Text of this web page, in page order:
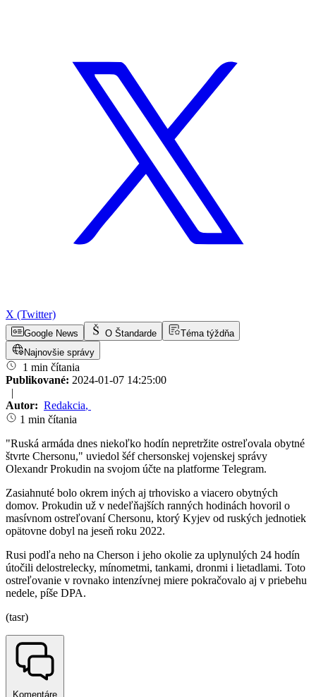
X (Twitter)
Google News O Štandarde
Téma týždňa
Najnovšie správy
1 min čítania
Publikované: 2024-01-07 14:25:00
|
Autor: Redakcia,
1 min čítania
"Ruská armáda dnes niekoľko hodín nepretržite ostreľovala obytné
štvrte Chersonu," uviedol šéf chersonskej vojenskej správy
Olexandr Prokudin na svojom účte na platforme Telegram.
Zasiahnuté bolo okrem iných aj trhovisko a viacero obytných
domov. Prokudin už v nedeľňajších ranných hodinách hovoril o
masívnom ostreľovaní Chersonu, ktorý Kyjev od ruských jednotiek
opätovne dobyl na jeseň roku 2022.
Rusi podľa neho na Cherson i jeho okolie za uplynulých 24 hodín
útočili delostrelecky, mínometmi, tankami, dronmi i lietadlami. Toto
ostreľovanie v rovnako intenzívnej miere pokračovalo aj v priebehu
nedele, píše DPA.
(tasr)
Komentáre